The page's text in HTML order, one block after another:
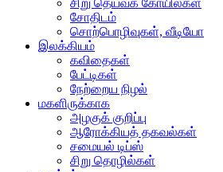
சோதிடம்
சொற்பொழிவுகள், வீடியோ
இலக்கியம்
கவிதைகள்
பேட்டிகள்
நேற்றைய நிழல்
மகளிருக்காக
அழகுக் குறிப்பு
ஆரோக்கியத் தகவல்கள்
சமையல் டிப்ஸ்
சிறு தொழில்கள்